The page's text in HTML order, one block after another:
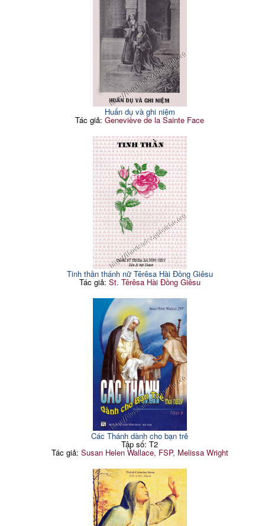
Huấn dụ và ghi niệm
Tác giả:Geneviève de la Sainte Face
Tinh thần thánh nữ Têrêsa Hài Đồng Giêsu
Tác giả: St. Têrêsa Hài Đồng Giêsu
Các Thánh dành cho bạn trẻ
Tập số: T2
Tác giả: Susan Helen Wallace, FSP, Melissa Wright